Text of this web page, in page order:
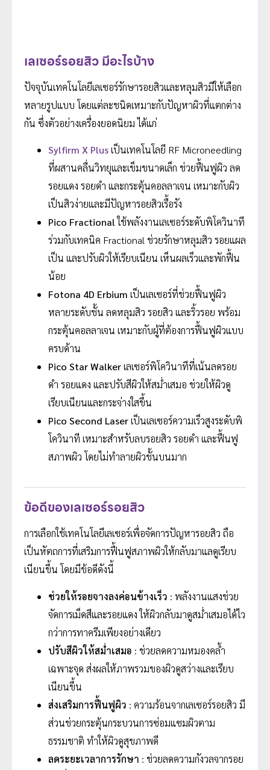
เลเซอร์รอยสิว มีอะไรบ้าง
ปัจจุบันเทคโนโลยีเลเซอร์รักษารอยสิวและหลุมสิวมีให้เลือก
หลายรูปแบบ โดยแต่ละชนิดเหมาะกับปัญหาผิวที่แตกต่าง
กัน ซึ่งตัวอย่างเครื่องยอดนิยม ได้แก่
Sylfirm X Plusเป็นเทคโนโลยี RF Microneedling
ที่ผสานคลื่นวิทยุและเข็มขนาดเล็ก ช่วยฟื้นฟูผิว ลด
รอยแดง รอยดำ และกระตุ้นคอลลาเจน เหมาะกับผิว
เป็นสิวง่ายและมีปัญหารอยสิวเรื้อรัง
Pico Fractionalใช้พลังงานเลเซอร์ระดับพิโควินาที
ร่วมกับเทคนิค Fractional ช่วยรักษาหลุมสิว รอยแผล
เป็น และปรับผิวให้เรียบเนียน เห็นผลเร็วและพักฟื้น
น้อย
Fotona 4D Erbium เป็นเลเซอร์ที่ช่วยฟื้นฟูผิว
หลายระดับชั้น ลดหลุมสิว รอยสิว และริ้วรอย พร้อม
กระตุ้นคอลลาเจน เหมาะกับผู้ที่ต้องการฟื้นฟูผิวแบบ
ครบด้าน
Pico Star Walkerเลเซอร์พิโควินาทีที่เน้นลดรอย
ดำ รอยแดง และปรับสีผิวให้สม่ำเสมอ ช่วยให้ผิวดู
เรียบเนียนและกระจ่างใสขึ้น
Pico Second Laserเป็นเลเซอร์ความเร็วสูงระดับพิ
โควินาที เหมาะสำหรับลบรอยสิว รอยดำ และฟื้นฟู
สภาพผิว โดยไม่ทำลายผิวชั้นบนมาก
ข้อดีของเลเซอร์รอยสิว
การเลือกใช้เทคโนโลยีเลเซอร์เพื่อจัดการปัญหารอยสิว ถือ
เป็นหัตถการที่เสริมการฟื้นฟูสภาพผิวให้กลับมาแลดูเรียบ
เนียนขึ้น โดยมีข้อดีดังนี้
ช่วยให้รอยจางลงค่อนข้างเร็ว : พลังงานแสงช่วย
จัดการเม็ดสีและรอยแดง ให้ผิวกลับมาดูสม่ำเสมอได้ไว
กว่าการทาครีมเพียงอย่างเดียว
ปรับสีผิวให้สม่ำเสมอ : ช่วยลดความหมองคล้ำ
เฉพาะจุด ส่งผลให้ภาพรวมของผิวดูสว่างและเรียบ
เนียนขึ้น
ส่งเสริมการฟื้นฟูผิว : ความร้อนจากเลเซอร์รอยสิว มี
ส่วนช่วยกระตุ้นกระบวนการซ่อมแซมผิวตาม
ธรรมชาติ ทำให้ผิวดูสุขภาพดี
ลดระยะเวลาการรักษา : ช่วยลดความกังวลจากรอย